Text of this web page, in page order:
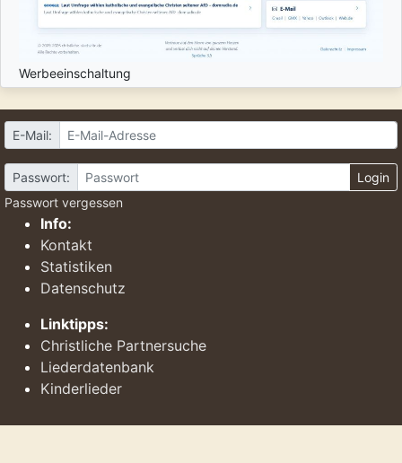
Werbeeinschaltung
E-Mail:
Passwort:
Login
Passwort vergessen
Info:
Kontakt
Statistiken
Datenschutz
Linktipps:
Christliche Partnersuche
Liederdatenbank
Kinderlieder